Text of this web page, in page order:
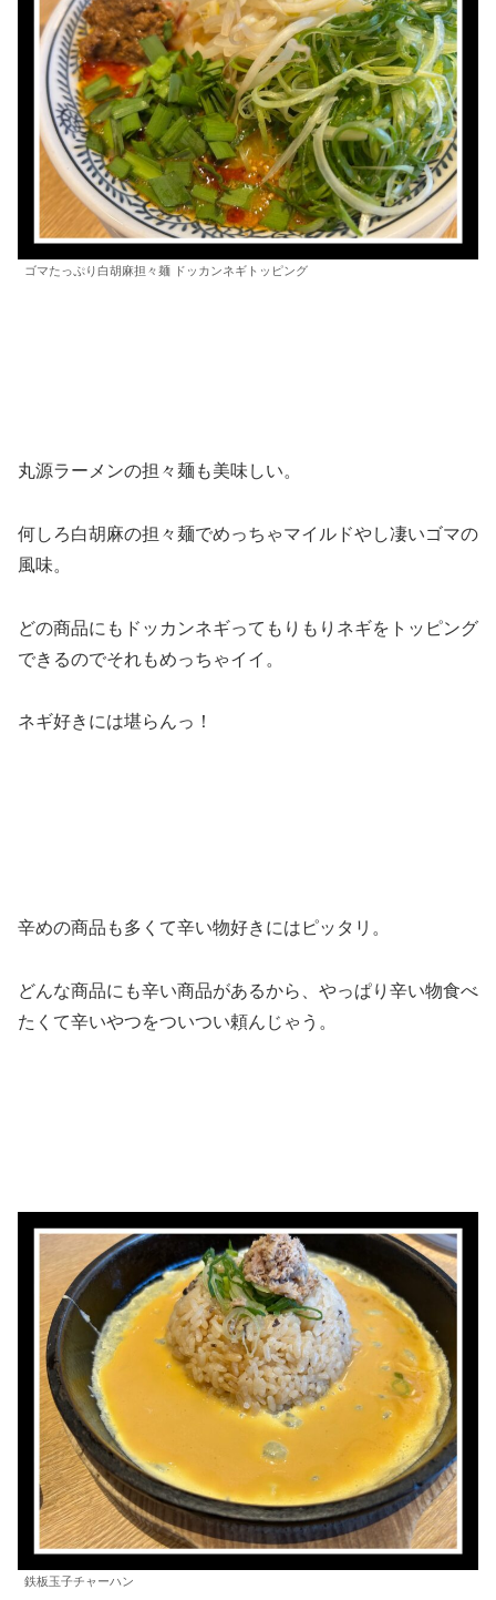
ゴマたっぷり白胡麻担々麺 ドッカンネギトッピング
丸源ラーメンの担々麺も美味しい。
何しろ白胡麻の担々麺でめっちゃマイルドやし凄いゴマの
風味。
どの商品にもドッカンネギってもりもりネギをトッピング
できるのでそれもめっちゃイイ。
ネギ好きには堪らんっ！
辛めの商品も多くて辛い物好きにはピッタリ。
どんな商品にも辛い商品があるから、やっぱり辛い物食べ
たくて辛いやつをついつい頼んじゃう。
鉄板玉子チャーハン